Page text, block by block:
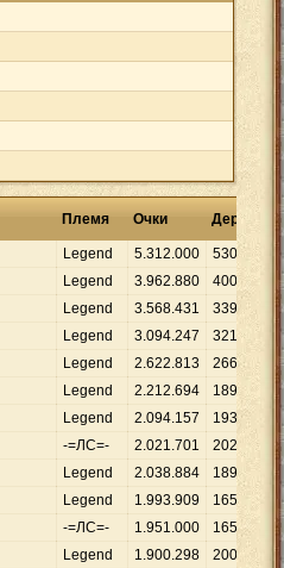
Племя Очки Деревни
Legend 5.312.000
530
Legend 3.962.880
400
Legend 3.568.431
339
Legend 3.094.247
321
Legend 2.622.813
266
Legend 2.212.694
189
Legend 2.094.157
193
-=ЛС=- 2.021.701
202
Legend 2.038.884
189
Legend 1.993.909
165
-=ЛС=- 1.951.000
165
Legend 1.900.298
200